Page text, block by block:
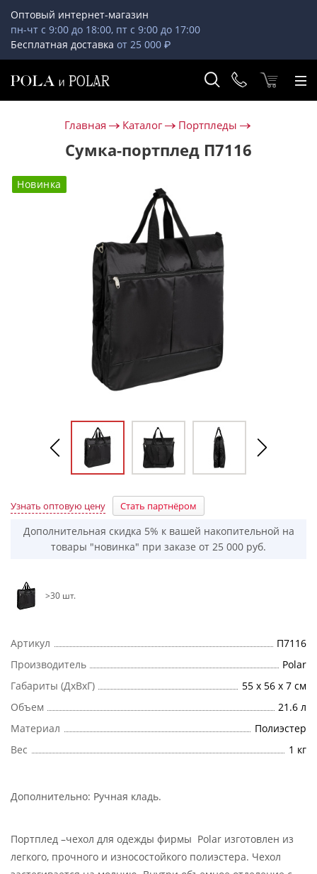
Оптовый интернет-магазин
пн-чт с 9:00 до 18:00, пт с 9:00 до 17:00
Бесплатная доставка от 25 000 ₽
Главная Каталог Портпледы
Сумка-портплед П7116
Новинка
Узнать оптовую цену Стать партнёром
Дополнительная скидка 5% к вашей накопительной на
товары "новинка" при заказе от 25 000 руб.
>30 шт.
Артикул
П7116
Производитель
Polar
Габариты (ДхВхГ)
55 х 56 х 7 см
Объем
21.6 л
Материал
Полиэстер
Вес
1 кг
Дополнительно: Ручная кладь.
Портплед –чехол для одежды фирмы Polar изготовлен из
легкого, прочного и износостойкого полиэстера. Чехол